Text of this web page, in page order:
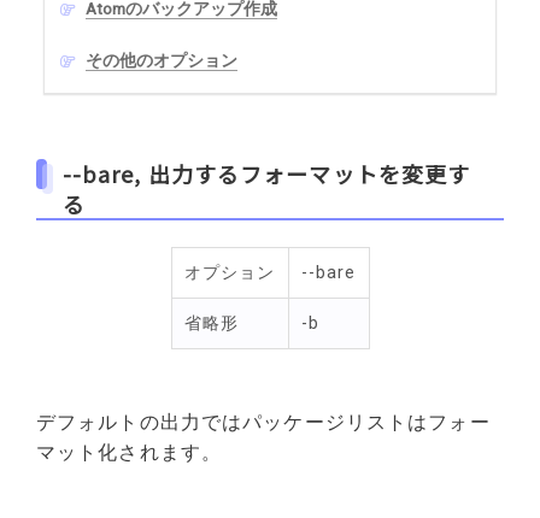
Atomのバックアップ作成
その他のオプション
--bare, 出力するフォーマットを変更す
る
オプション --bare
省略形 -b
デフォルトの出力ではパッケージリストはフォー
マット化されます。